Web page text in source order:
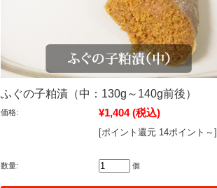
ふぐの子粕漬（中：130g～140g前後）
価格: ¥1,404 (税込)
[ポイント還元 14ポイント～]
数量: 個